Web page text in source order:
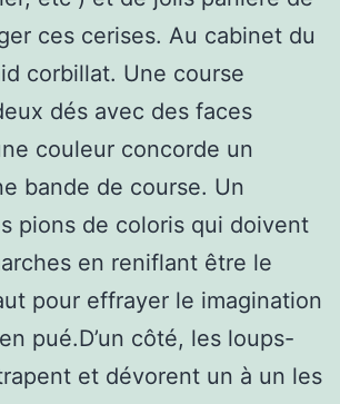
ces cerises. Au cabinet du
corbillat. Une course
dés avec des faces
couleur concorde un
bande de course. Un
pions de coloris qui doivent
en reniflant être le
pour effrayer le imagination
pué.D’un côté, les loups-
et dévorent un à un les